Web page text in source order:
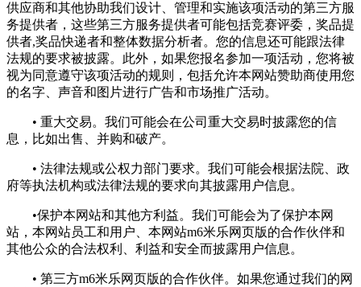
供应商和其他协助我们设计、管理和实施该项活动的第三方服
务提供者，这些第三方服务提供者可能包括竞赛评委，奖品提
供者,奖品快递者和整体数据分析者。您的信息还可能跟法律
法规的要求被披露。此外，如果您报名参加一项活动，您将被
视为同意遵守该项活动的规则，包括允许本网站赞助商使用您
的名字、声音和图片进行广告和市场推广活动。
• 重大交易。我们可能会在公司重大交易时披露您的信
息，比如出售、并购和破产。
• 法律法规或公权力部门要求。我们可能会根据法院、政
府等执法机构或法律法规的要求向其披露用户信息。
•保护本网站和其他方利益。我们可能会为了保护本网
站，本网站员工和用户、本网站m6米乐网页版的合作伙伴和
其他公众的合法权利、利益和安全而披露用户信息。
• 第三方m6米乐网页版的合作伙伴。如果您通过我们的网